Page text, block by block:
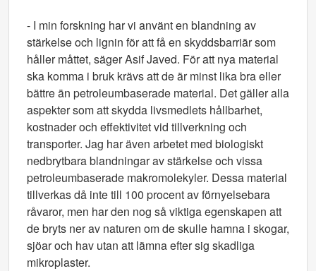
- I min forskning har vi använt en blandning av
stärkelse och lignin för att få en skyddsbarriär som
håller måttet, säger Asif Javed. För att nya material
ska komma i bruk krävs att de är minst lika bra eller
bättre än petroleumbaserade material. Det gäller alla
aspekter som att skydda livsmedlets hållbarhet,
kostnader och effektivitet vid tillverkning och
transporter. Jag har även arbetet med biologiskt
nedbrytbara blandningar av stärkelse och vissa
petroleumbaserade makromolekyler. Dessa material
tillverkas då inte till 100 procent av förnyelsebara
råvaror, men har den nog så viktiga egenskapen att
de bryts ner av naturen om de skulle hamna i skogar,
sjöar och hav utan att lämna efter sig skadliga
mikroplaster.